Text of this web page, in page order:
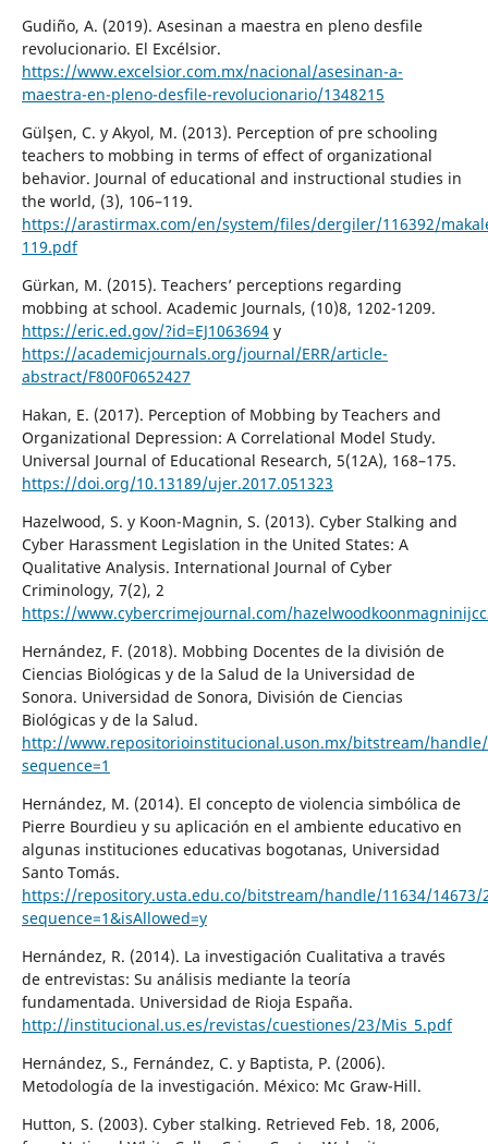
Gudiño, A. (2019). Asesinan a maestra en pleno desfile
revolucionario. El Excélsior.
https://www.excelsior.com.mx/nacional/asesinan-a-
maestra-en-pleno-desfile-revolucionario/1348215
Gülşen, C. y Akyol, M. (2013). Perception of pre schooling
teachers to mobbing in terms of effect of organizational
behavior. Journal of educational and instructional studies in
the world, (3), 106–119.
https://arastirmax.com/en/system/files/dergiler/116392/
119.pdf
Gürkan, M. (2015). Teachers’ perceptions regarding
mobbing at school. Academic Journals, (10)8, 1202-1209.
https://eric.ed.gov/?id=EJ1063694y
https://academicjournals.org/journal/ERR/article-
abstract/F800F0652427
Hakan, E. (2017). Perception of Mobbing by Teachers and
Organizational Depression: A Correlational Model Study.
Universal Journal of Educational Research, 5(12A), 168–175.
https://doi.org/10.13189/ujer.2017.051323
Hazelwood, S. y Koon-Magnin, S. (2013). Cyber Stalking and
Cyber Harassment Legislation in the United States: A
Qualitative Analysis. International Journal of Cyber
Criminology, 7(2), 2
https://www.cybercrimejournal.com/
Hernández, F. (2018). Mobbing Docentes de la división de
Ciencias Biológicas y de la Salud de la Universidad de
Sonora. Universidad de Sonora, División de Ciencias
Biológicas y de la Salud.
http://www.repositorioinstitucional.uson.mx/bitstream/
sequence=1
Hernández, M. (2014). El concepto de violencia simbólica de
Pierre Bourdieu y su aplicación en el ambiente educativo en
algunas instituciones educativas bogotanas, Universidad
Santo Tomás.
https://repository.usta.edu.co/bitstream/handle/11634/14673/
sequence=1&isAllowed=y
Hernández, R. (2014). La investigación Cualitativa a través
de entrevistas: Su análisis mediante la teoría
fundamentada. Universidad de Rioja España.
http://institucional.us.es/revistas/cuestiones/23/Mis_5.pdf
Hernández, S., Fernández, C. y Baptista, P. (2006).
Metodología de la investigación. México: Mc Graw-Hill.
Hutton, S. (2003). Cyber stalking. Retrieved Feb. 18, 2006,